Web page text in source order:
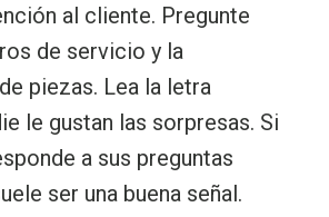
al cliente. Pregunte
de servicio y la
piezas. Lea la letra
le gustan las sorpresas. Si
a sus preguntas
ser una buena señal.